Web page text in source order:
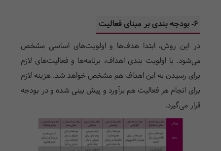
6- بودجه بندی بر مبنای فعالیت
در این روش، ابتدا هدف‌ها و اولویت‌های اساسی مشخص
می‌شود. با اولویت بندی اهداف، برنامه‌ها و فعالیت‌های لازم
برای رسیدن به این اهداف هم مشخص خواهد شد. هزینه لازم
برای انجام هر فعالیت هم برآورد و پیش بینی شده و در بودجه
قرار می‌گیرد.